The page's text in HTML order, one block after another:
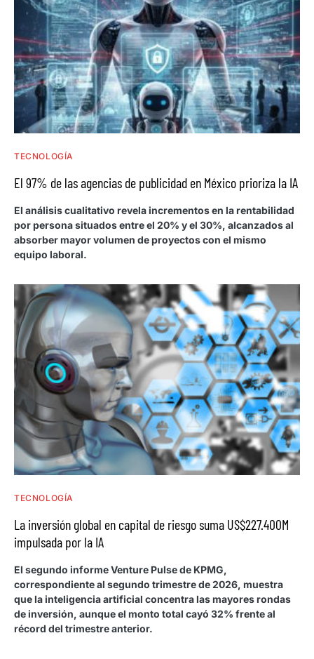
TECNOLOGÍA
El 97% de las agencias de publicidad en México prioriza la IA
El análisis cualitativo revela incrementos en la rentabilidad
por persona situados entre el 20% y el 30%, alcanzados al
absorber mayor volumen de proyectos con el mismo
equipo laboral.
TECNOLOGÍA
La inversión global en capital de riesgo suma US$227.400M
impulsada por la IA
El segundo informe Venture Pulse de KPMG,
correspondiente al segundo trimestre de 2026, muestra
que la inteligencia artificial concentra las mayores rondas
de inversión, aunque el monto total cayó 32% frente al
récord del trimestre anterior.